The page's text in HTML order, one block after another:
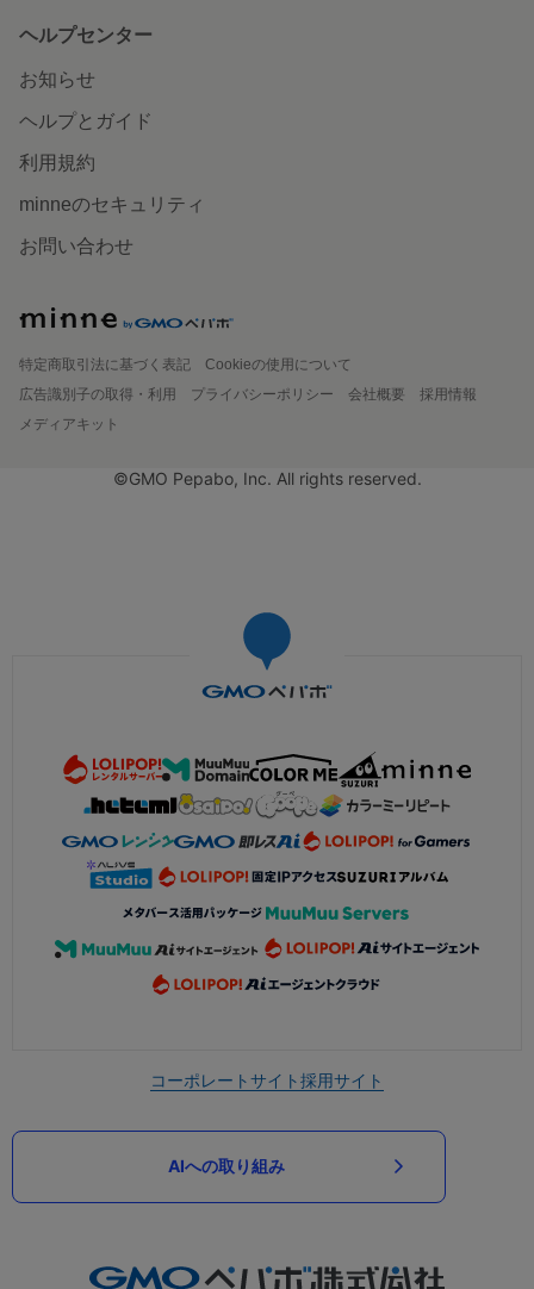
ヘルプセンター
お知らせ
ヘルプとガイド
利用規約
minneのセキュリティ
お問い合わせ
特定商取引法に基づく表記
Cookieの使用について
広告識別子の取得・利用
プライバシーポリシー 会社概要
採用情報
メディアキット
©GMO Pepabo, Inc. All rights reserved.
コーポレートサイト採用サイト
AIへの取り組み